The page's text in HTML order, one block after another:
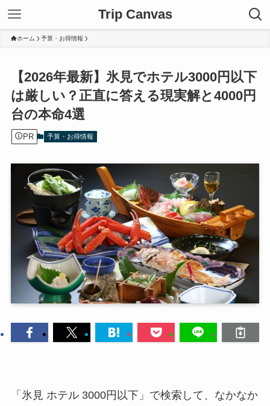
Trip Canvas
ホーム 予算・お得情報
【2026年最新】氷見でホテル3000円以下
は厳しい？正直に答える現実解と4000円
台の本命4選
PR 予算・お得情報
「氷見 ホテル 3000円以下」で検索して、なかなか